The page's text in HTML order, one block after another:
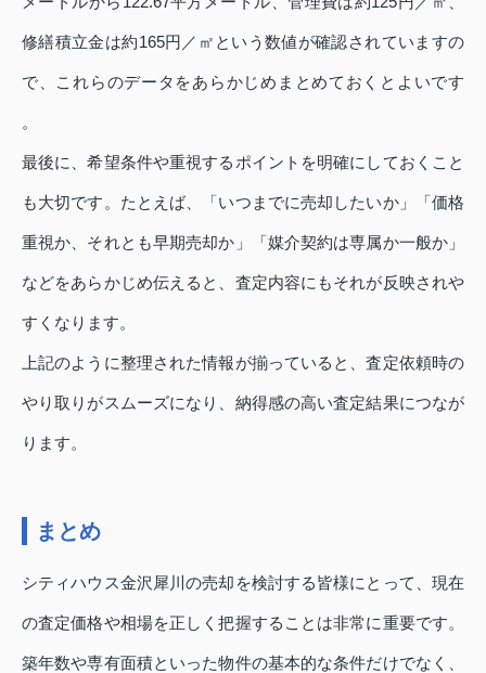
修繕積立金は約165円／㎡という数値が確認されていますの
で、これらのデータをあらかじめまとめておくとよいです
。
最後に、希望条件や重視するポイントを明確にしておくこと
も大切です。たとえば、「いつまでに売却したいか」「価格
重視か、それとも早期売却か」「媒介契約は専属か一般か」
などをあらかじめ伝えると、査定内容にもそれが反映されや
すくなります。
上記のように整理された情報が揃っていると、査定依頼時の
やり取りがスムーズになり、納得感の高い査定結果につなが
ります。
まとめ
シティハウス金沢犀川の売却を検討する皆様にとって、現在
の査定価格や相場を正しく把握することは非常に重要です。
築年数や専有面積といった物件の基本的な条件だけでなく、